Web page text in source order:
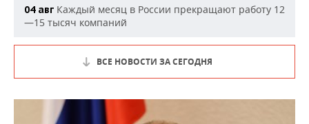
04 авг Каждый месяц в России прекращают работу 12
—15 тысяч компаний
ВСЕ НОВОСТИ ЗА СЕГОДНЯ